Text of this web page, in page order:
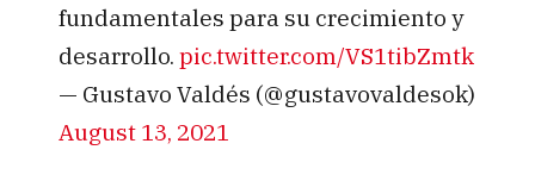
fundamentales para su crecimiento y
desarrollo. pic.twitter.com/VS1tibZmtk
— Gustavo Valdés (@gustavovaldesok)
August 13, 2021